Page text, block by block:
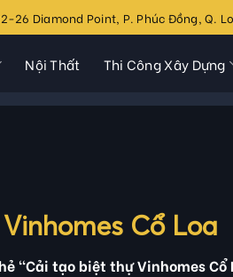
26 Diamond Point, P. Phúc Đồng, Q.
Nội Thất Thi Công Xây Dựng
Cổ Loa
“Cải tạo biệt thự Vinhomes Cổ